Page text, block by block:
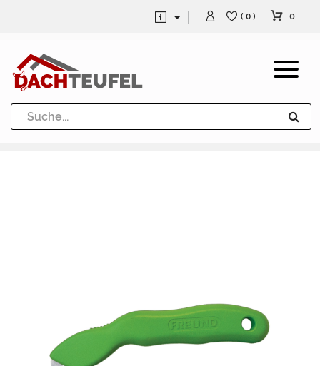
Dachrinne und Fallrohre
Werkzeuge und Löttechnik
( 0 ) 0